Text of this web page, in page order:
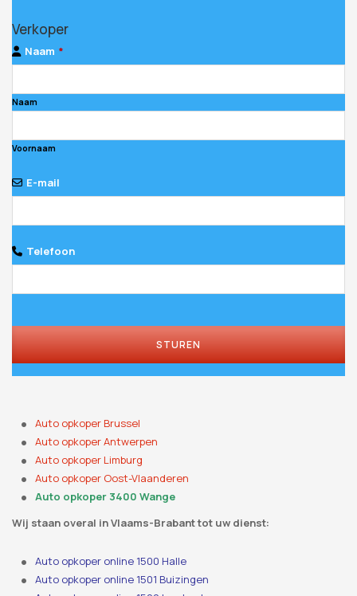
Verkoper
Naam *
Naam
Voornaam
E-mail
Telefoon
STUREN
Auto opkoper Brussel
Auto opkoper Antwerpen
Auto opkoper Limburg
Auto opkoper Oost-Vlaanderen
Auto opkoper 3400 Wange
Wij staan ​​overal in Vlaams-Brabant tot uw dienst:
Auto opkoper online 1500 Halle
Auto opkoper online 1501 Buizingen